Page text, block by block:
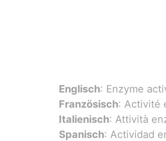
Englisch: Enzyme
Französisch: Activité
Italienisch: Attività
Spanisch: Actividad